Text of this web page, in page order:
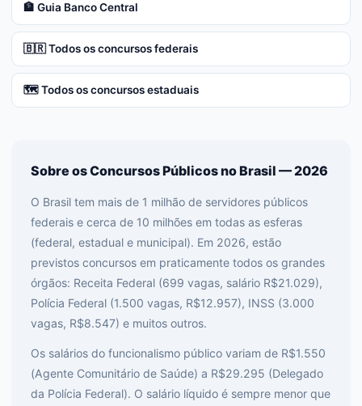
🏦 Guia Banco Central
🇧🇷 Todos os concursos federais
🗺️ Todos os concursos estaduais
Sobre os Concursos Públicos no Brasil — 2026
O Brasil tem mais de 1 milhão de servidores públicos
federais e cerca de 10 milhões em todas as esferas
(federal, estadual e municipal). Em 2026, estão
previstos concursos em praticamente todos os grandes
órgãos: Receita Federal (699 vagas, salário R$21.029),
Polícia Federal (1.500 vagas, R$12.957), INSS (3.000
vagas, R$8.547) e muitos outros.
Os salários do funcionalismo público variam de R$1.550
(Agente Comunitário de Saúde) a R$29.295 (Delegado
da Polícia Federal). O salário líquido é sempre menor que